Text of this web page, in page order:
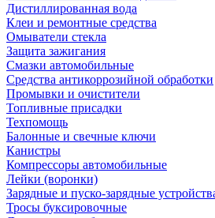
Дистиллированная вода
Клеи и ремонтные средства
Омыватели стекла
Защита зажигания
Смазки автомобильные
Средства антикоррозийной обработки
Промывки и очистители
Топливные присадки
Техпомощь
Балонные и свечные ключи
Канистры
Компрессоры автомобильные
Лейки (воронки)
Зарядные и пуско-зарядные
Тросы буксировочные